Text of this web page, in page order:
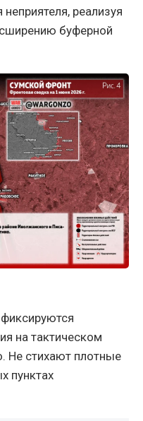
реализуя
буферной
на тактическом
Не стихают плотные
пунктах